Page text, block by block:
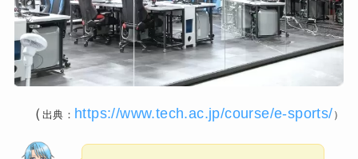
（ 出典： https://www.tech.ac.jp/course/e-sports/ ）